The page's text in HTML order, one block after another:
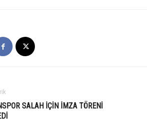
SALAH İÇİN İMZA TÖRENİ